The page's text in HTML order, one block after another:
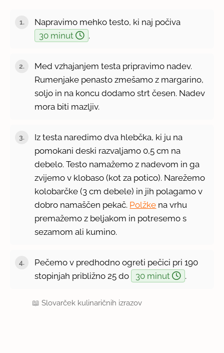
Napravimo mehko testo, ki naj počiva
30 minut
.
Med vzhajanjem testa pripravimo nadev.
Rumenjake penasto zmešamo z margarino,
soljo in na koncu dodamo strt česen. Nadev
mora biti mazljiv.
Iz testa naredimo dva hlebčka, ki ju na
pomokani deski razvaljamo 0,5 cm na
debelo. Testo namažemo z nadevom in ga
zvijemo v klobaso (kot za potico). Narežemo
kolobarčke (3 cm debele) in jih polagamo v
dobro namaščen pekač. Polžke na vrhu
premažemo z beljakom in potresemo s
sezamom ali kumino.
Pečemo v predhodno ogreti pečici pri 190
stopinjah približno 25 do
30 minut .
📖Slovarček kulinaričnih izrazov